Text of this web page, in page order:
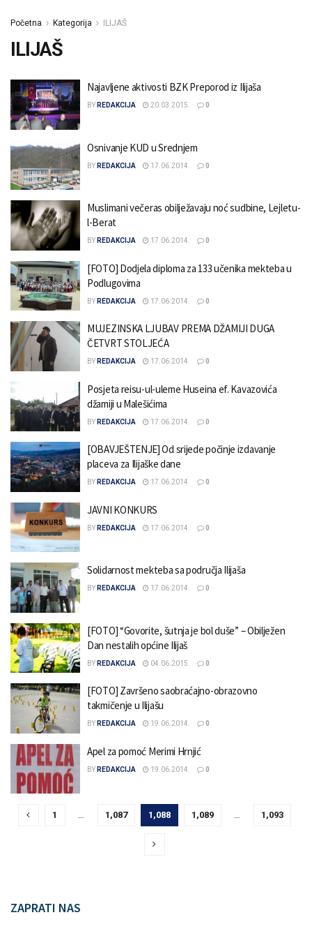
Početna Kategorija ILIJAŠ
ILIJAŠ
Najavljene aktivosti BZK Preporod iz Ilijaša
BY REDAKCIJA 20.03.2015. 0
Osnivanje KUD u Srednjem
BY REDAKCIJA 17.06.2014. 0
Muslimani večeras obilježavaju noć sudbine, Lejletu-
l-Berat
BY REDAKCIJA 17.06.2014. 0
[FOTO] Dodjela diploma za 133 učenika mekteba u
Podlugovima
BY REDAKCIJA 17.06.2014. 0
MUJEZINSKA LJUBAV PREMA DŽAMIJI DUGA
ČETVRT STOLJEĆA
BY REDAKCIJA 17.06.2014. 0
Posjeta reisu-ul-uleme Huseina ef. Kavazovića
džamiji u Malešićima
BY REDAKCIJA 17.06.2014. 0
[OBAVJEŠTENJE] Od srijede počinje izdavanje
placeva za Ilijaške dane
BY REDAKCIJA 17.06.2014. 0
JAVNI KONKURS
BY REDAKCIJA 17.06.2014. 0
Solidarnost mekteba sa područja Ilijaša
BY REDAKCIJA 17.06.2014. 0
[FOTO] “Govorite, šutnja je bol duše” – Obilježen
Dan nestalih općine Ilijaš
BY REDAKCIJA 04.06.2015. 0
[FOTO] Završeno saobraćajno-obrazovno
takmičenje u Ilijašu
BY REDAKCIJA 19.06.2014. 0
Apel za pomoć Merimi Hrnjić
BY REDAKCIJA 19.06.2014. 0
1 … 1,087 1,088 1,089 … 1,093
ZAPRATI NAS